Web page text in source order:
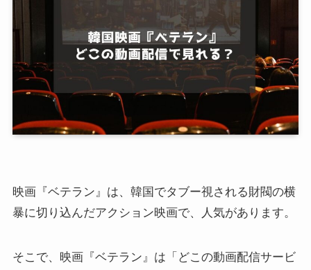
映画『ベテラン』は、韓国でタブー視される財閥の横
暴に切り込んだアクション映画で、人気があります。
そこで、映画『ベテラン』は「どこの動画配信サービ